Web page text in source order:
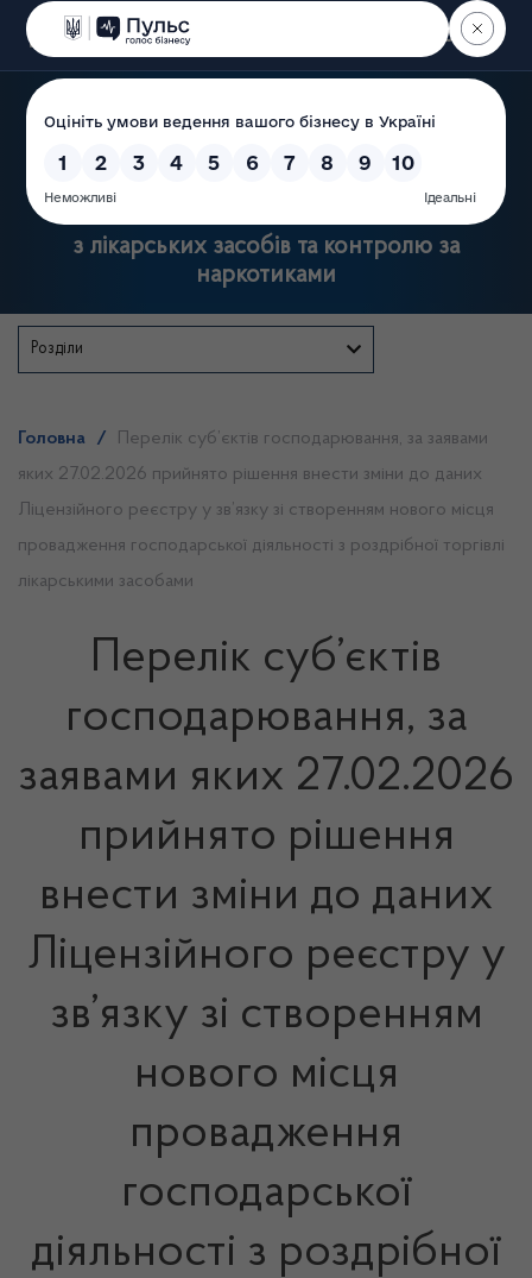
Пошук
Державна служба України
з лікарських засобів та контролю за
наркотиками
Розділи
Головна /
Перелік суб’єктів господарювання, за заявами
яких 27.02.2026 прийнято рішення внести зміни до даних
Ліцензійного реєстру у зв’язку зі створенням нового місця
провадження господарської діяльності з роздрібної торгівлі
лікарськими засобами
Перелік суб’єктів
господарювання, за
заявами яких 27.02.2026
прийнято рішення
внести зміни до даних
Ліцензійного реєстру у
зв’язку зі створенням
нового місця
провадження
господарської
діяльності з роздрібної